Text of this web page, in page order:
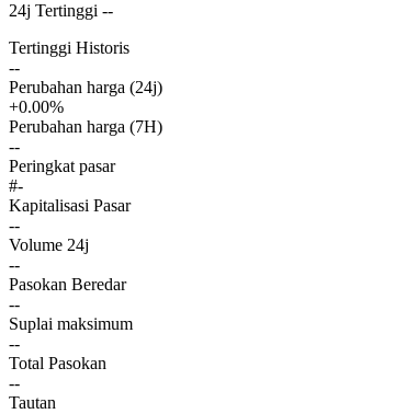
24j Tertinggi --
Tertinggi Historis
--
Perubahan harga (24j)
+0.00%
Perubahan harga (7H)
--
Peringkat pasar
#-
Kapitalisasi Pasar
--
Volume 24j
--
Pasokan Beredar
--
Suplai maksimum
--
Total Pasokan
--
Tautan